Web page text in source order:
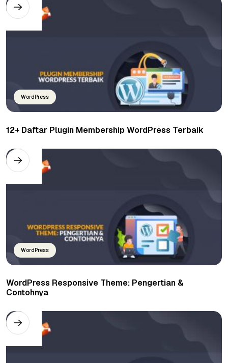
WordPress
12+ Daftar Plugin Membership WordPress Terbaik
WordPress
WordPress Responsive Theme: Pengertian &
Contohnya